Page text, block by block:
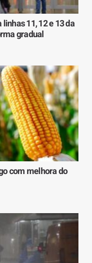
11, 12 e 13 da
gradual
com melhora do